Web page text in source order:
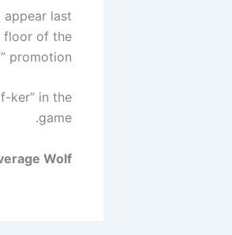
last
floor of the
promotion.
ker” in the
game.
Wolf